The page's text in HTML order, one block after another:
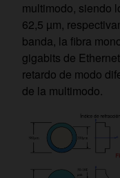
multimodo, siendo
62,5 µm,
banda, la fibra
gigabits de
retardo de modo
de la multimodo.